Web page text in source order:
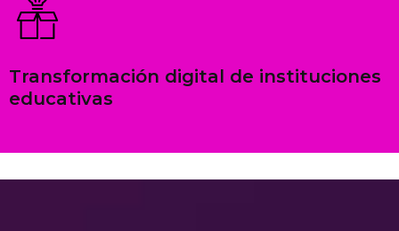
Transformación digital de instituciones
educativas